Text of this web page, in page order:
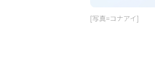
[写真=コナアイ]